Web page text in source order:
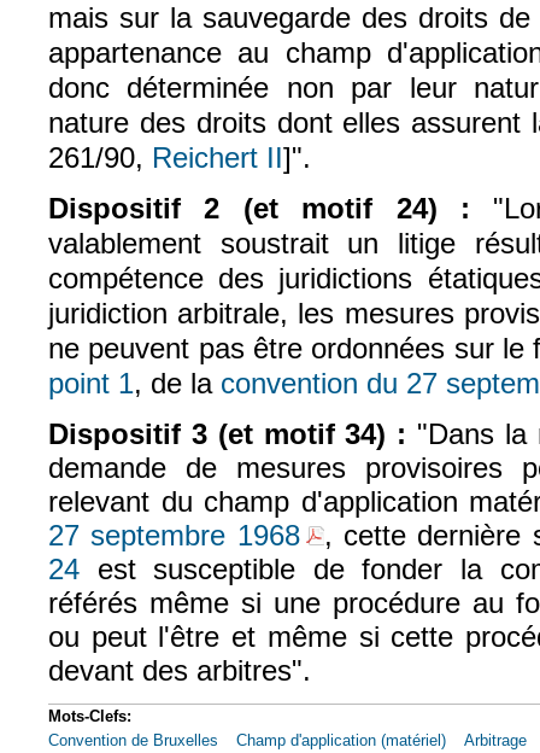
mais sur la sauvegarde des droits
appartenance au champ
donc déterminée non par leur
nature des droits dont elles assurent
261/90, Reichert II]".
Dispositif 2 (et motif 24) :
valablement soustrait un litige
compétence des juridictions
juridiction arbitrale, les mesures
ne peuvent pas être ordonnées sur le
point 1, de la convention du 27
Dispositif 3 (et motif 34) : "Dans la
demande de mesures provisoires
relevant du champ d'application
27 septembre 1968
, cette dernière
24 est susceptible de fonder la
référés même si une procédure au
ou peut l'être et même si cette
devant des arbitres".
Mots-Clefs:
Convention de Bruxelles
Champ d'application (matériel)
Arbitrage